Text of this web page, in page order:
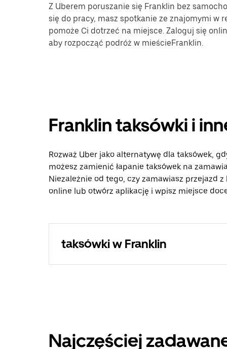
Z Uberem poruszanie się Franklin bez
się do pracy, masz spotkanie ze znajomymi w
pomoże Ci dotrzeć na miejsce. Zaloguj się
aby rozpocząć podróż w mieścieFranklin.
Franklin taksówki i
Rozważ Uber jako alternatywę dla taksówek,
możesz zamienić łapanie taksówek na
Niezależnie od tego, czy zamawiasz przejazd
online lub otwórz aplikację i wpisz miejsce
taksówki w Franklin
Najczęściej